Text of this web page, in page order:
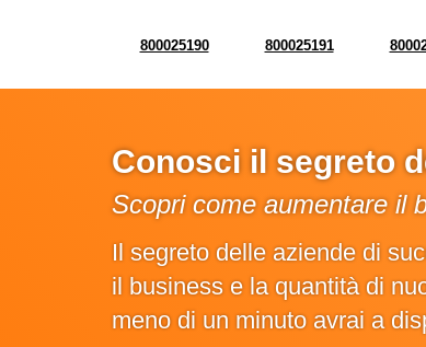
800025190 800025191
Conosci il segreto
Scopri come aumentare il
Il segreto delle aziende di
il business e la quantità di
meno di un minuto avrai a